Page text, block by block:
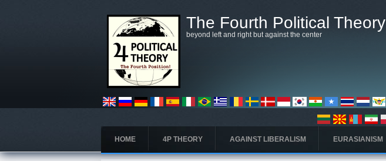
The Fourth Political Theory
beyond left and right but against the center
HOME 4P THEORY AGAINST LIBERALISM EURASIANISM